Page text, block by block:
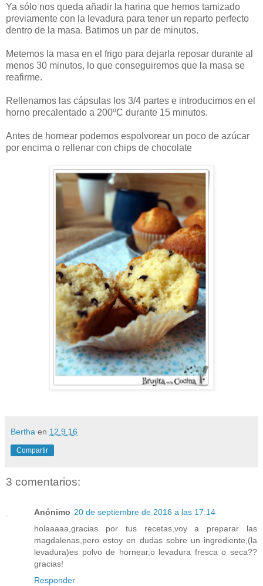
Ya sólo nos queda añadir la harina que hemos tamizado
previamente con la levadura para tener un reparto perfecto
dentro de la masa. Batimos un par de minutos.
Metemos la masa en el frigo para dejarla reposar durante al
menos 30 minutos, lo que conseguiremos que la masa se
reafirme.
Rellenamos las cápsulas los 3/4 partes e introducimos en el
horno precalentado a 200ºC durante 15 minutos.
Antes de hornear podemos espolvorear un poco de azúcar
por encima o rellenar con chips de chocolate
Bertha en 12.9.16
Compartir
3 comentarios:
Anónimo 20 de septiembre de 2016 a las 17:14
holaaaaa,gracias por tus recetas,voy a preparar las
magdalenas,pero estoy en dudas sobre un ingrediente,(la
levadura)es polvo de hornear,o levadura fresca o seca??
gracias!
Responder